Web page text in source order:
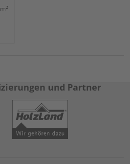
und Partner